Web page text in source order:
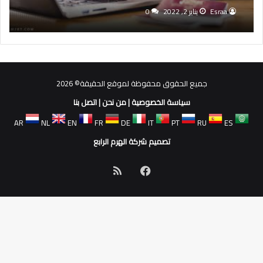
Esraa يناير 2, 2022 0
جميع الحقوق محفوظة لموقع الحقيقة© 2026
سياسة الخصوصية|من نحن|اتصل بنا
AR
NL EN FR DE IT PT RU
ES
تصميم شركة الهرم الرابع
فيسبوك
الموقع